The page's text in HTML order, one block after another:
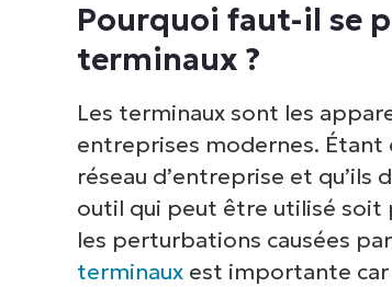
Pourquoi faut-il se
terminaux ?
Les terminaux sont les
entreprises modernes.
réseau d’entreprise et
outil qui peut être utilisé soit
les perturbations causées
terminauxest importante car